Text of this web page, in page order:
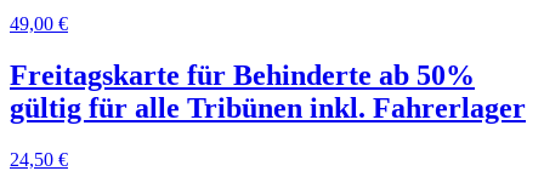
49,00 €
Freitagskarte für Behinderte ab 50%
gültig für alle Tribünen inkl. Fahrerlager
24,50 €